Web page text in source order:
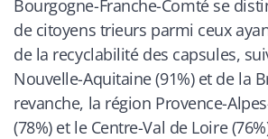
Bourgogne-Franche-Comté se
de citoyens trieurs parmi ceux
de la recyclabilité des capsules,
Nouvelle-Aquitaine (91%) et de la
revanche, la région Provence-
(78%) et le Centre-Val de Loire